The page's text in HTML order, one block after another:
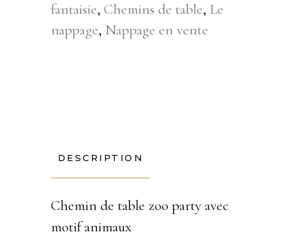
fantaisie, Chemins de table, Le
nappage, Nappage en vente
DESCRIPTION
Chemin de table zoo party avec
motif animaux